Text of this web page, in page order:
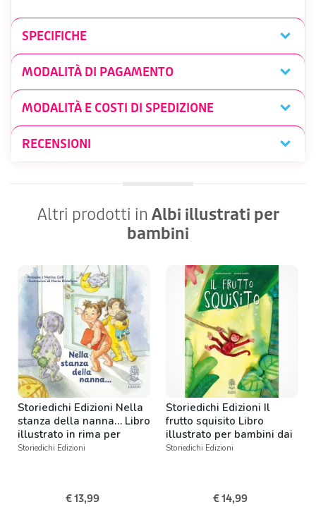
SPECIFICHE
MODALITÀ DI PAGAMENTO
MODALITÀ E COSTI DI SPEDIZIONE
RECENSIONI
Altri prodotti in Albi illustrati per
bambini
Storiedichi Edizioni Nella
stanza della nanna… Libro
illustrato in rima per
bambini da 0 a 3 anni
Storiedichi Edizioni
€ 13,99
Storiedichi Edizioni Il
frutto squisito Libro
illustrato per bambini dai
3 anni
Storiedichi Edizioni
€ 14,99